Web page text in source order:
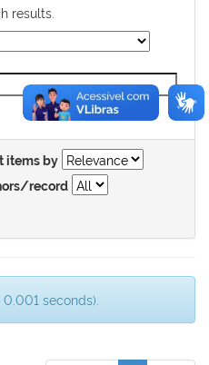
results.
items by
record
seconds).